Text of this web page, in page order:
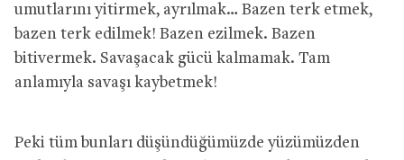
umutlarını yitirmek, ayrılmak… Bazen terk etmek,
bazen terk edilmek! Bazen ezilmek. Bazen
bitivermek. Savaşacak gücü kalmamak. Tam
anlamıyla savaşı kaybetmek!
Peki tüm bunları düşündüğümüzde yüzümüzden